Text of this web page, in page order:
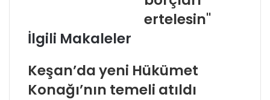
ertelesin"
İlgili Makaleler
Keşan’da yeni Hükümet
Konağı’nın temeli atıldı